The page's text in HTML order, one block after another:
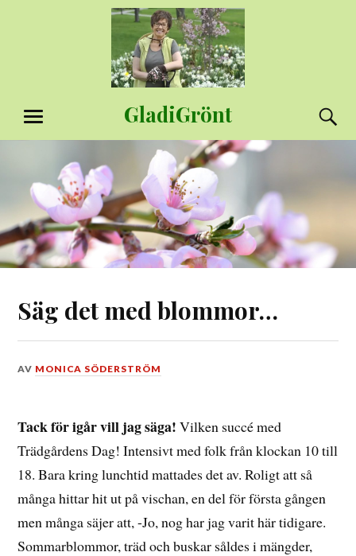
GladiGrönt
MENY
Säg det med blommor…
DEN
2017
AV MONICA SÖDERSTRÖM
Tack för igår vill jag säga! Vilken succé med
Trädgårdens Dag! Intensivt med folk från klockan 10 till
18. Bara kring lunchtid mattades det av. Roligt att så
många hittar hit ut på vischan, en del för första gången
men många säjer att, -Jo, nog har jag varit här tidigare.
Sommarblommor, träd och buskar såldes i mängder,